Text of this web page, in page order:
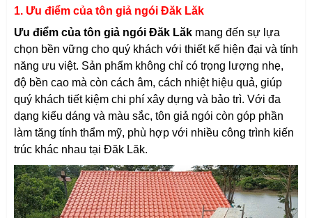
1. Ưu điểm của tôn giả ngói Đăk Lăk
Ưu điểm của tôn giả ngói Đăk Lăk mang đến sự lựa
chọn bền vững cho quý khách với thiết kế hiện đại và tính
năng ưu việt. Sản phẩm không chỉ có trọng lượng nhẹ,
độ bền cao mà còn cách âm, cách nhiệt hiệu quả, giúp
quý khách tiết kiệm chi phí xây dựng và bảo trì. Với đa
dạng kiểu dáng và màu sắc, tôn giả ngói còn góp phần
làm tăng tính thẩm mỹ, phù hợp với nhiều công trình kiến
trúc khác nhau tại Đăk Lăk.